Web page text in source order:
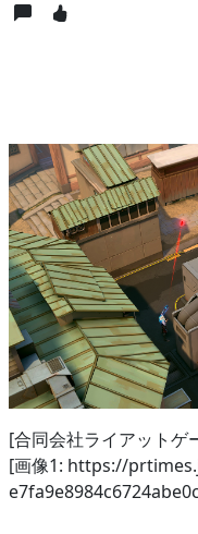
[合同会社ライアットゲ
[画像1: https://